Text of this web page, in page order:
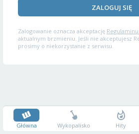
ZALOGUJ SIĘ
Zalogowanie oznacza akceptację
aktualnym brzmieniu. Jeśli nie akceptujesz
prosimy o niekorzystanie z serwisu.
Główna Wykopalisko Hity